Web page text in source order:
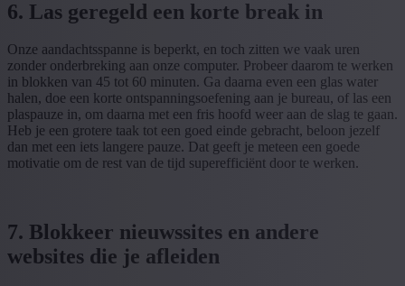
6. Las geregeld een korte break in
Onze aandachtsspanne is beperkt, en toch zitten we vaak uren
zonder onderbreking aan onze computer. Probeer daarom te werken
in blokken van 45 tot 60 minuten. Ga daarna even een glas water
halen, doe een korte ontspanningsoefening aan je bureau, of las een
plaspauze in, om daarna met een fris hoofd weer aan de slag te gaan.
Heb je een grotere taak tot een goed einde gebracht, beloon jezelf
dan met een iets langere pauze. Dat geeft je meteen een goede
motivatie om de rest van de tijd superefficiënt door te werken.
7. Blokkeer nieuwssites en andere
websites die je afleiden